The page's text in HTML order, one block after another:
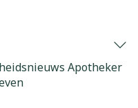
Apotheker